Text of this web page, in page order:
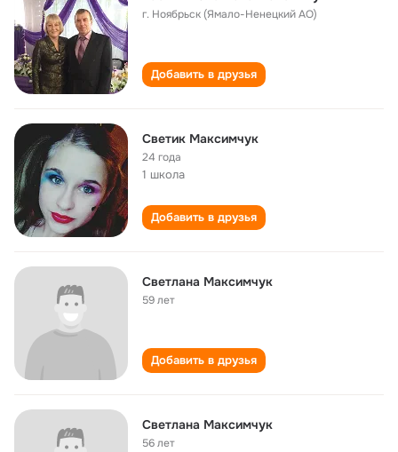
г. Ноябрьск (Ямало-Ненецкий АО)
Добавить в друзья
Светик Максимчук
24 года
1 школа
Добавить в друзья
Светлана Максимчук
59 лет
Добавить в друзья
Светлана Максимчук
56 лет